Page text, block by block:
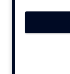
réseaux
qu’un
ou inexactes